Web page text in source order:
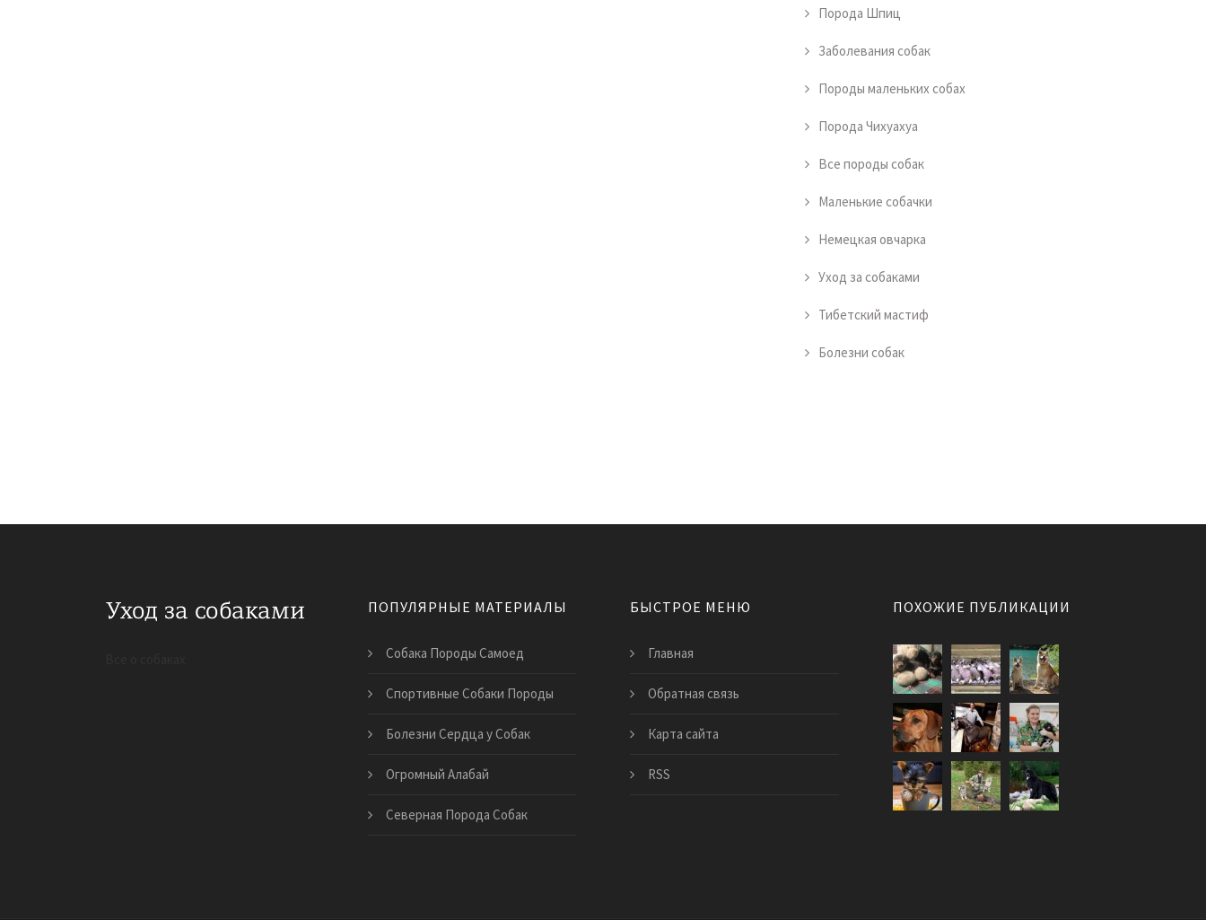
Порода Шпиц
Заболевания собак
Породы маленьких собах
Порода Чихуахуа
Все породы собак
Маленькие собачки
Немецкая овчарка
Уход за собаками
Тибетский мастиф
Болезни собак
ПОПУЛЯРНЫЕ МАТЕРИАЛЫ
Собака Породы Самоед
Спортивные Собаки Породы
Болезни Сердца у Собак
Огромный Алабай
Северная Порода Собак
БЫСТРОЕ МЕНЮ
Главная
Обратная связь
Карта сайта
RSS
ПОХОЖИЕ ПУБЛИКАЦИИ